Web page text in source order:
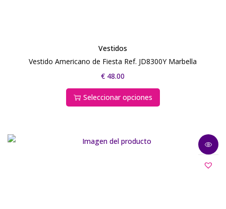
Vestidos
Vestido Americano de Fiesta Ref. JD8300Y Marbella
€ 48.00
Seleccionar opciones